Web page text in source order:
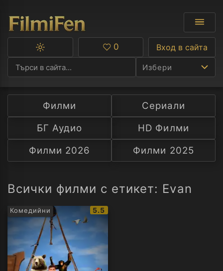
Избери
Ф
С
А
Превключване
тъмна
тема
Любими
0 Вход в сайта
Филми
Сериали
БГ Аудио
HD Филми
Филми 2026
Филми 2025
Всички филми с етикет: Evan
Комедийни
IMDb
5.5